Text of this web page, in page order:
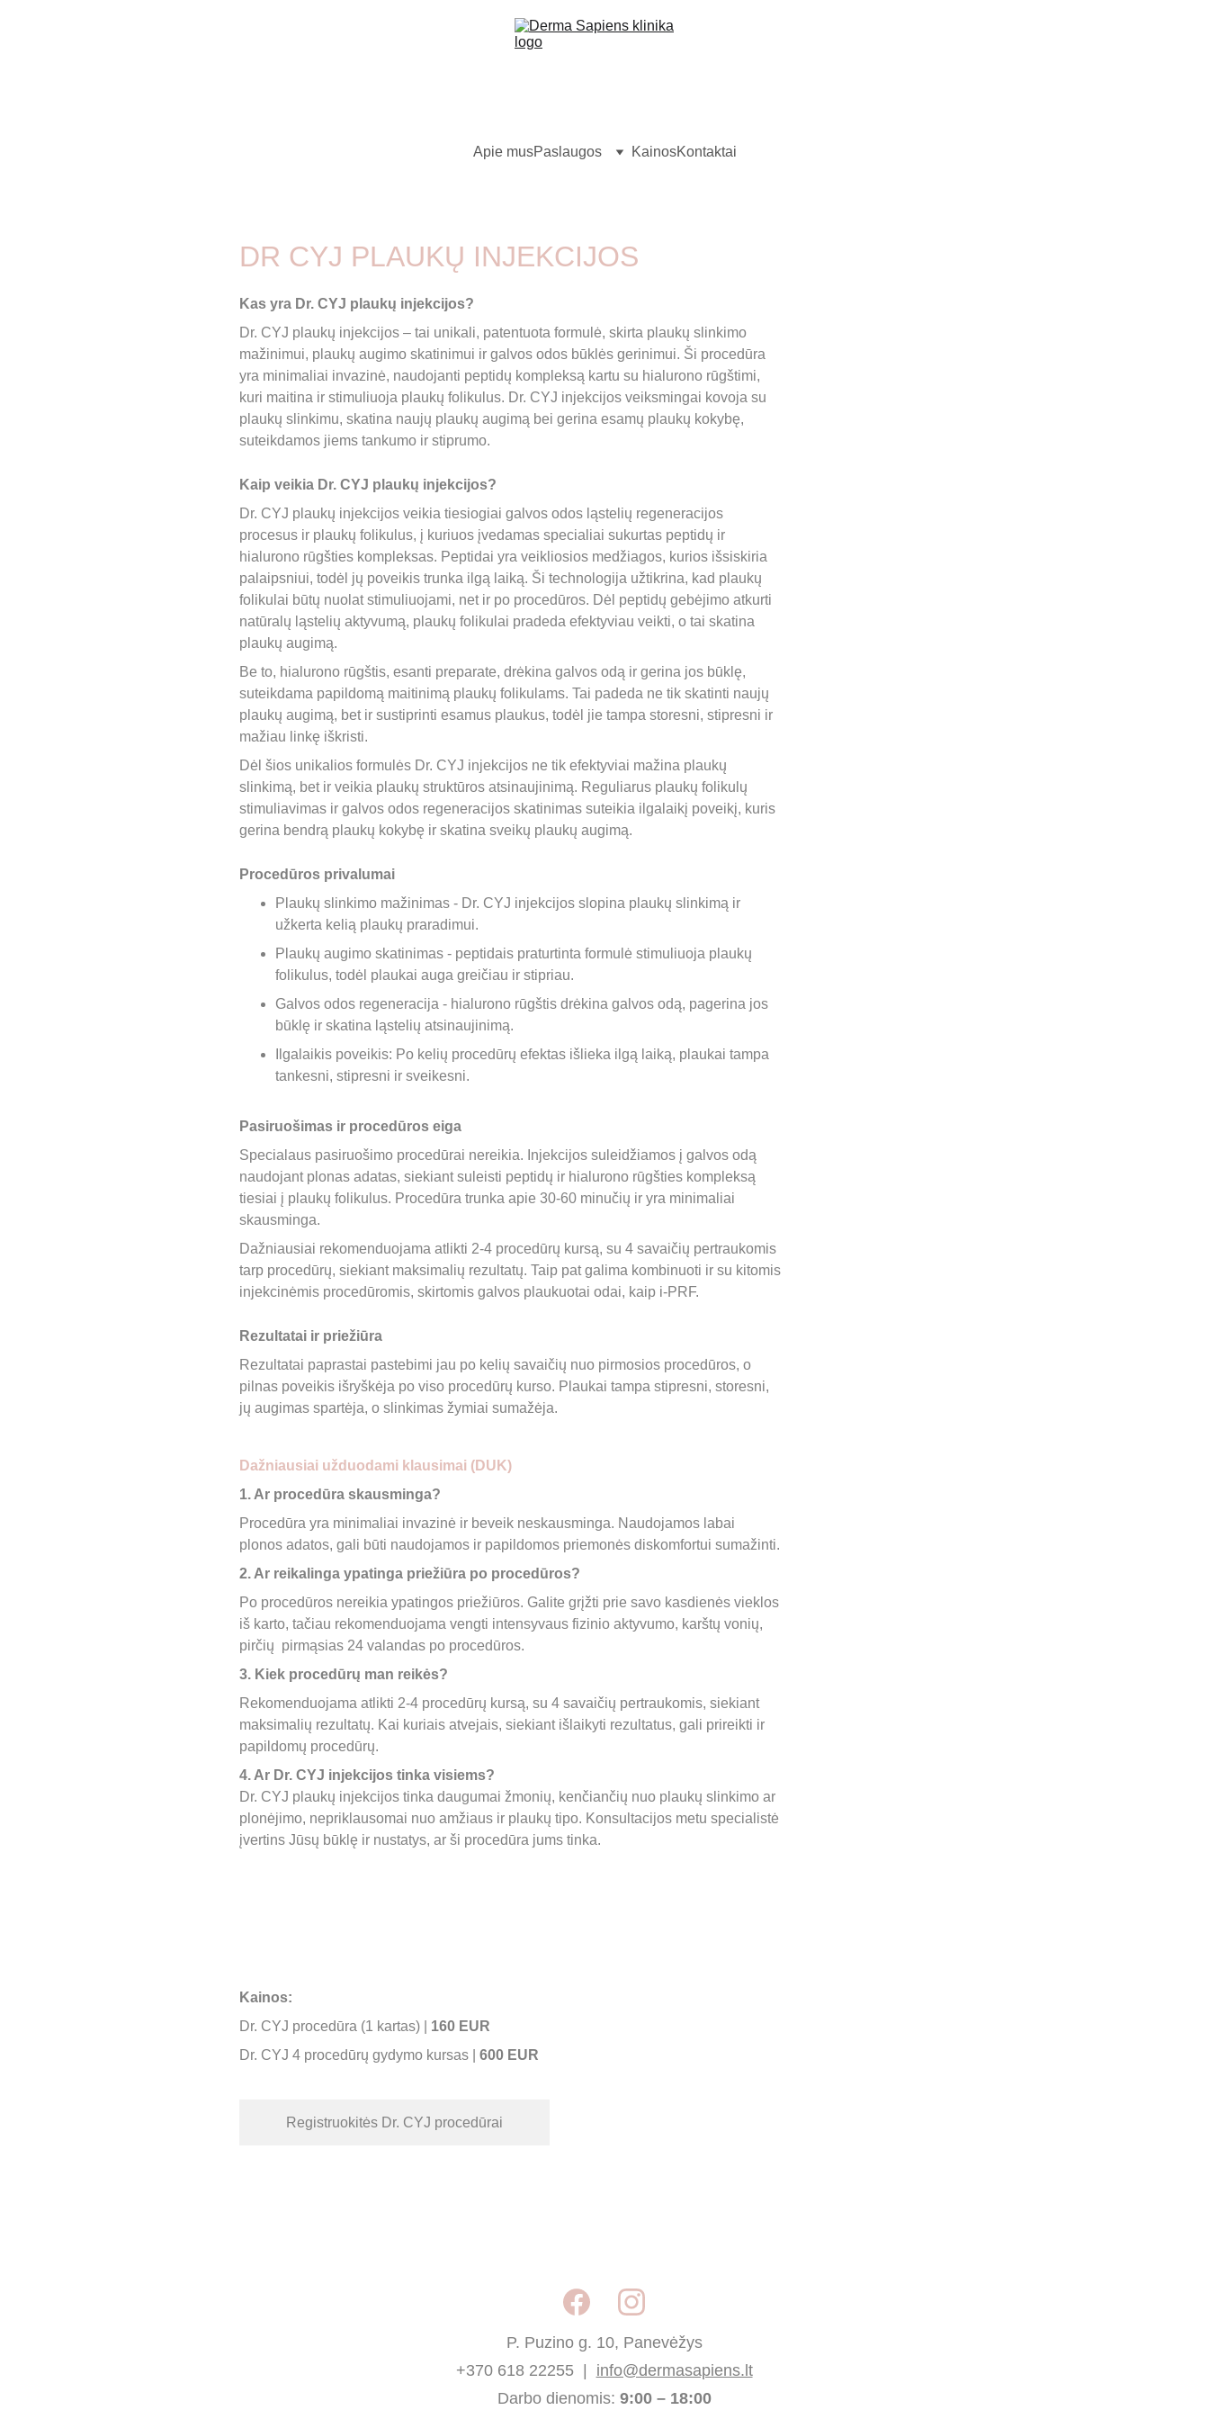
Apie musPaslaugos KainosKontaktai
DR CYJ PLAUKŲ INJEKCIJOS
Kas yra Dr. CYJ plaukų injekcijos?
Dr. CYJ plaukų injekcijos – tai unikali, patentuota formulė, skirta plaukų slinkimo
mažinimui, plaukų augimo skatinimui ir galvos odos būklės gerinimui. Ši procedūra
yra minimaliai invazinė, naudojanti peptidų kompleksą kartu su hialurono rūgštimi,
kuri maitina ir stimuliuoja plaukų folikulus. Dr. CYJ injekcijos veiksmingai kovoja su
plaukų slinkimu, skatina naujų plaukų augimą bei gerina esamų plaukų kokybę,
suteikdamos jiems tankumo ir stiprumo.
Kaip veikia Dr. CYJ plaukų injekcijos?
Dr. CYJ plaukų injekcijos veikia tiesiogiai galvos odos ląstelių regeneracijos
procesus ir plaukų folikulus, į kuriuos įvedamas specialiai sukurtas peptidų ir
hialurono rūgšties kompleksas. Peptidai yra veikliosios medžiagos, kurios išsiskiria
palaipsniui, todėl jų poveikis trunka ilgą laiką. Ši technologija užtikrina, kad plaukų
folikulai būtų nuolat stimuliuojami, net ir po procedūros. Dėl peptidų gebėjimo atkurti
natūralų ląstelių aktyvumą, plaukų folikulai pradeda efektyviau veikti, o tai skatina
plaukų augimą.
Be to, hialurono rūgštis, esanti preparate, drėkina galvos odą ir gerina jos būklę,
suteikdama papildomą maitinimą plaukų folikulams. Tai padeda ne tik skatinti naujų
plaukų augimą, bet ir sustiprinti esamus plaukus, todėl jie tampa storesni, stipresni ir
mažiau linkę iškristi.
Dėl šios unikalios formulės Dr. CYJ injekcijos ne tik efektyviai mažina plaukų
slinkimą, bet ir veikia plaukų struktūros atsinaujinimą. Reguliarus plaukų folikulų
stimuliavimas ir galvos odos regeneracijos skatinimas suteikia ilgalaikį poveikį, kuris
gerina bendrą plaukų kokybę ir skatina sveikų plaukų augimą.
Procedūros privalumai
Plaukų slinkimo mažinimas - Dr. CYJ injekcijos slopina plaukų slinkimą ir
užkerta kelią plaukų praradimui.
Plaukų augimo skatinimas - peptidais praturtinta formulė stimuliuoja plaukų
folikulus, todėl plaukai auga greičiau ir stipriau.
Galvos odos regeneracija - hialurono rūgštis drėkina galvos odą, pagerina jos
būklę ir skatina ląstelių atsinaujinimą.
Ilgalaikis poveikis: Po kelių procedūrų efektas išlieka ilgą laiką, plaukai tampa
tankesni, stipresni ir sveikesni.
Pasiruošimas ir procedūros eiga
Specialaus pasiruošimo procedūrai nereikia. Injekcijos suleidžiamos į galvos odą
naudojant plonas adatas, siekiant suleisti peptidų ir hialurono rūgšties kompleksą
tiesiai į plaukų folikulus. Procedūra trunka apie 30-60 minučių ir yra minimaliai
skausminga.
Dažniausiai rekomenduojama atlikti 2-4 procedūrų kursą, su 4 savaičių pertraukomis
tarp procedūrų, siekiant maksimalių rezultatų. Taip pat galima kombinuoti ir su kitomis
injekcinėmis procedūromis, skirtomis galvos plaukuotai odai, kaip i-PRF.
Rezultatai ir priežiūra
Rezultatai paprastai pastebimi jau po kelių savaičių nuo pirmosios procedūros, o
pilnas poveikis išryškėja po viso procedūrų kurso. Plaukai tampa stipresni, storesni,
jų augimas spartėja, o slinkimas žymiai sumažėja.
Dažniausiai užduodami klausimai (DUK)
1. Ar procedūra skausminga?
Procedūra yra minimaliai invazinė ir beveik neskausminga. Naudojamos labai
plonos adatos, gali būti naudojamos ir papildomos priemonės diskomfortui sumažinti.
2. Ar reikalinga ypatinga priežiūra po procedūros?
Po procedūros nereikia ypatingos priežiūros. Galite grįžti prie savo kasdienės vieklos
iš karto, tačiau rekomenduojama vengti intensyvaus fizinio aktyvumo, karštų vonių,
pirčių  pirmąsias 24 valandas po procedūros.
3. Kiek procedūrų man reikės?
Rekomenduojama atlikti 2-4 procedūrų kursą, su 4 savaičių pertraukomis, siekiant
maksimalių rezultatų. Kai kuriais atvejais, siekiant išlaikyti rezultatus, gali prireikti ir
papildomų procedūrų.
4. Ar Dr. CYJ injekcijos tinka visiems?
Dr. CYJ plaukų injekcijos tinka daugumai žmonių, kenčiančių nuo plaukų slinkimo ar
plonėjimo, nepriklausomai nuo amžiaus ir plaukų tipo. Konsultacijos metu specialistė
įvertins Jūsų būklę ir nustatys, ar ši procedūra jums tinka.
Registruokitės Dr. CYJ procedūrai
Kainos:
Dr. CYJ procedūra (1 kartas) | 160 EUR
Dr. CYJ 4 procedūrų gydymo kursas | 600 EUR
P. Puzino g. 10, Panevėžys
+370 618 22255  | info@dermasapiens.lt
Darbo dienomis: 9:00 – 18:00